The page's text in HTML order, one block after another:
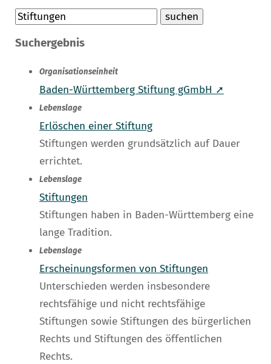
Suchergebnis
Organisationseinheit
Baden-Württemberg Stiftung gGmbH ➚
Lebenslage
Erlöschen einer Stiftung
Stiftungen werden grundsätzlich auf Dauer
errichtet.
Lebenslage
Stiftungen
Stiftungen haben in Baden-Württemberg eine
lange Tradition.
Lebenslage
Erscheinungsformen von Stiftungen
Unterschieden werden insbesondere
rechtsfähige und nicht rechtsfähige
Stiftungen sowie Stiftungen des bürgerlichen
Rechts und Stiftungen des öffentlichen
Rechts.